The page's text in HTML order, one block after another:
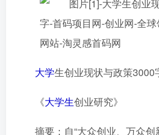
大学生创业现状与政策3000
《大学生创业研究》
摘要：自“大众创业、万众